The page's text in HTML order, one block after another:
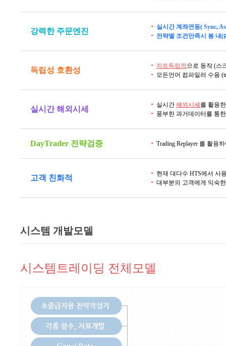
강력한 주문엔진
실시간 계좌연동( Sync,
전략별 조건만족시 봉 내
독립성 호환성 차트독립적 으로 동작 (스
모든언어 컴파일러 수용
실시간 해외시세 실시간 해외시세 를 활용
풍부한 과거데이터를 통
DayTrader 전략검증 Trading Replayer 를 활용
고객 친화적
현재 대다수 HTS에서 사
대부분의 고객에게 익숙
시스템 개발모델
시스템트레이딩 전체모델